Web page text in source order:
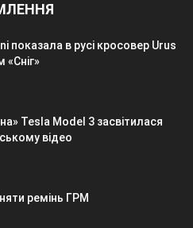
показала в русі кросовер Urus
Tesla Model 3 засвітилася
відео
ремінь ГРМ